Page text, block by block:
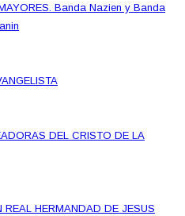
Banda Nazien y Banda
DEL CRISTO DE LA
HERMANDAD DE JESUS